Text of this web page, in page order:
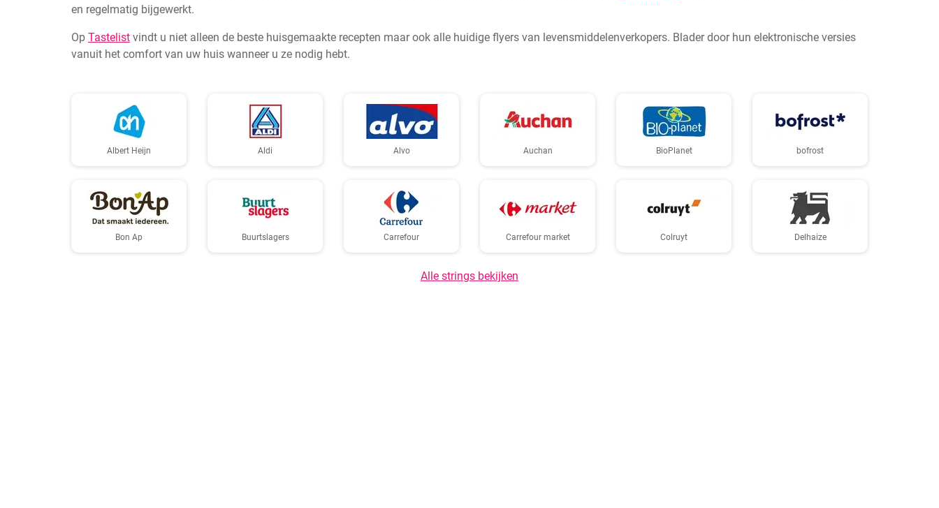
en regelmatig bijgewerkt.
Op Tastelist vindt u niet alleen de beste huisgemaakte recepten maar ook alle huidige flyers van levensmiddelenverkopers. Blader door hun elektronische versies
vanuit het comfort van uw huis wanneer u ze nodig hebt.
Albert Heijn Aldi Alvo Auchan BioPlanet bofrost
Bon Ap Buurtslagers Carrefour Carrefour market Colruyt Delhaize
Alle strings bekijken